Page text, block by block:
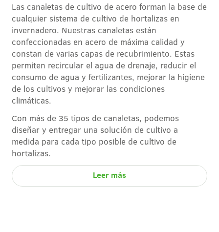
Las canaletas de cultivo de acero forman la base de
cualquier sistema de cultivo de hortalizas en
invernadero. Nuestras canaletas están
confeccionadas en acero de máxima calidad y
constan de varias capas de recubrimiento. Estas
permiten recircular el agua de drenaje, reducir el
consumo de agua y fertilizantes, mejorar la higiene
de los cultivos y mejorar las condiciones
climáticas.
Con más de 35 tipos de canaletas, podemos
diseñar y entregar una solución de cultivo a
medida para cada tipo posible de cultivo de
hortalizas.
Leer más